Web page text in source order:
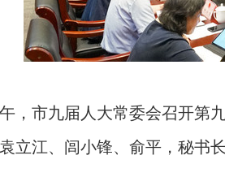
，市九届人大常委会召开第
立江、闾小锋、俞平，秘书